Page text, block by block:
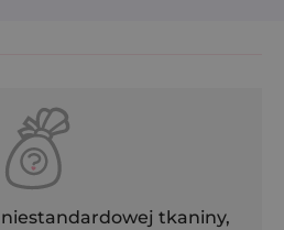
tkaniny,